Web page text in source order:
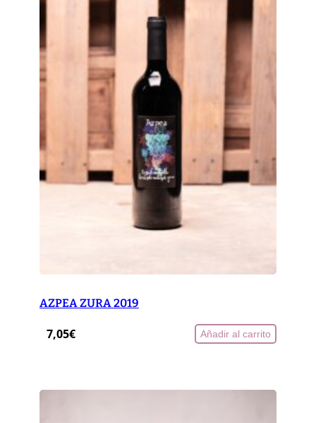
AZPEA ZURA 2019
7,05€ Añadir al carrito